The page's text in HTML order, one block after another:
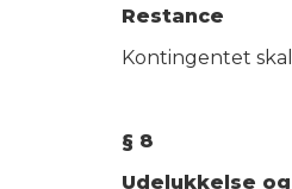
Restance
Kontingentet
§ 8
Udelukkelse